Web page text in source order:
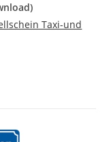
Taxi-und